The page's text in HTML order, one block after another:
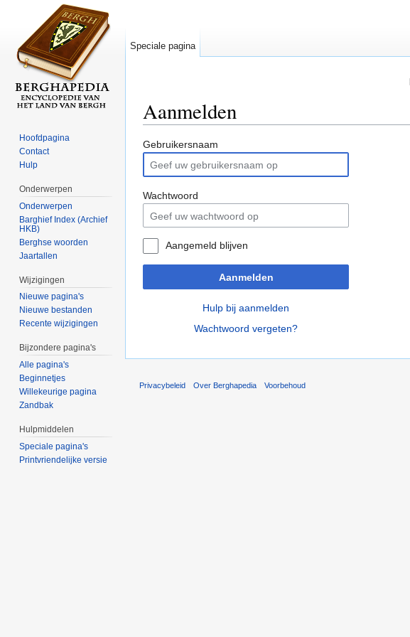
Aanmelden
Gebruikersnaam
Wachtwoord
Aangemeld blijven
Aanmelden
Hulp bij aanmelden
Wachtwoord vergeten?
Speciale pagina
Hoofdpagina
Contact
Hulp
Onderwerpen
Onderwerpen
Barghief Index (Archief
HKB)
Berghse woorden
Jaartallen
Wijzigingen
Nieuwe pagina's
Nieuwe bestanden
Recente wijzigingen
Bijzondere pagina's
Alle pagina's
Beginnetjes
Willekeurige pagina
Zandbak
Hulpmiddelen
Speciale pagina's
Printvriendelijke versie
Privacybeleid Over Berghapedia Voorbehoud